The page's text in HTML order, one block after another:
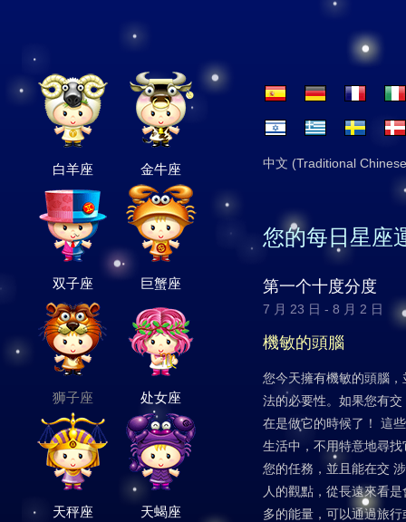
白羊座 金牛座
双子座 巨蟹座
狮子座 处女座
天秤座 天蝎座
中文 (Traditional
您的每日星座
第一个十度分度
7 月 23 日 - 8 月 2 日
機敏的頭腦
您今天擁有機敏的頭腦
法的必要性。如果您有
在是做它的時候了！ 這
生活中，不用特意地尋
您的任務，並且能在交
人的觀點，從長遠來看
多的能量，可以通過旅